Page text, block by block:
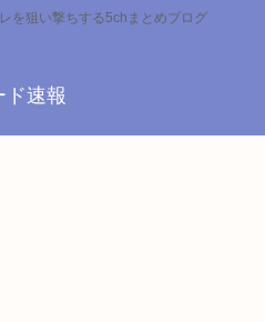
を狙い撃ちする5chまとめブログ
ド速報